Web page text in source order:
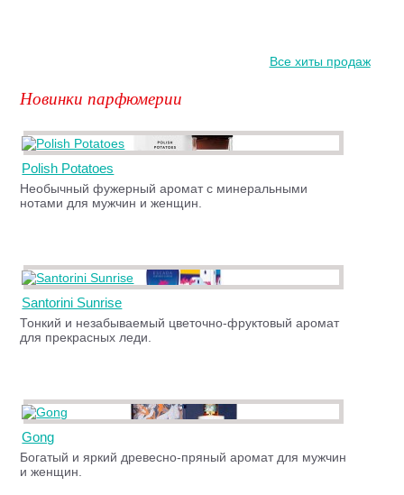
Все хиты продаж
Новинки парфюмерии
Polish Potatoes
Необычный фужерный аромат с минеральными
нотами для мужчин и женщин.
Santorini Sunrise
Тонкий и незабываемый цветочно-фруктовый аромат
для прекрасных леди.
Gong
Богатый и яркий древесно-пряный аромат для мужчин
и женщин.